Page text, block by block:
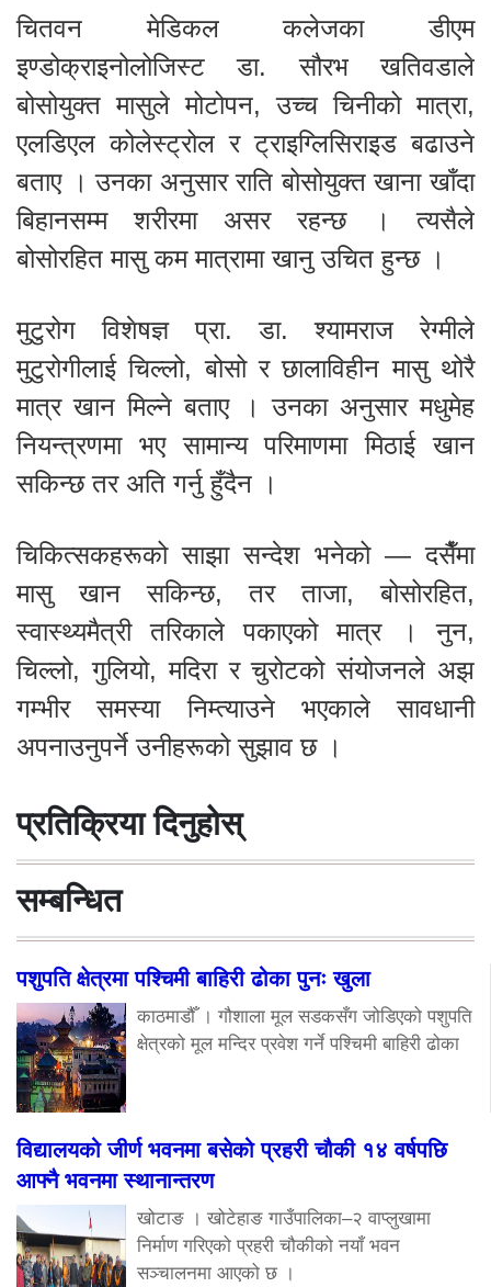
चितवन मेडिकल कलेजका डीएम
इण्डोक्राइनोलोजिस्ट डा. सौरभ खतिवडाले
बोसोयुक्त मासुले मोटोपन, उच्च चिनीको मात्रा,
एलडिएल कोलेस्ट्रोल र ट्राइग्लिसिराइड बढाउने
बताए । उनका अनुसार राति बोसोयुक्त खाना खाँदा
बिहानसम्म शरीरमा असर रहन्छ । त्यसैले
बोसोरहित मासु कम मात्रामा खानु उचित हुन्छ ।
मुटुरोग विशेषज्ञ प्रा. डा. श्यामराज रेग्मीले
मुटुरोगीलाई चिल्लो, बोसो र छालाविहीन मासु थोरै
मात्र खान मिल्ने बताए । उनका अनुसार मधुमेह
नियन्त्रणमा भए सामान्य परिमाणमा मिठाई खान
सकिन्छ तर अति गर्नु हुँदैन ।
चिकित्सकहरूको साझा सन्देश भनेको — दसैँमा
मासु खान सकिन्छ, तर ताजा, बोसोरहित,
स्वास्थ्यमैत्री तरिकाले पकाएको मात्र । नुन,
चिल्लो, गुलियो, मदिरा र चुरोटको संयोजनले अझ
गम्भीर समस्या निम्त्याउने भएकाले सावधानी
अपनाउनुपर्ने उनीहरूको सुझाव छ ।
प्रतिक्रिया दिनुहोस्
सम्बन्धित
पशुपति क्षेत्रमा पश्चिमी बाहिरी ढोका पुनः खुला
काठमाडौँ । गौशाला मूल सडकसँग जोडिएको पशुपति
क्षेत्रको मूल मन्दिर प्रवेश गर्ने पश्चिमी बाहिरी ढोका
विद्यालयको जीर्ण भवनमा बसेको प्रहरी चौकी १४ वर्षपछि
आफ्नै भवनमा स्थानान्तरण
खोटाङ । खोटेहाङ गाउँपालिका–२ वाप्लुखामा
निर्माण गरिएको प्रहरी चौकीको नयाँ भवन
सञ्चालनमा आएको छ ।